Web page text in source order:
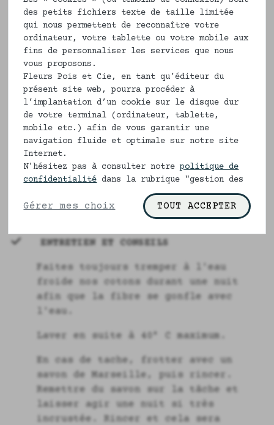
pas remboursés
Vous pouvez faire des demandes
particulières sur la longueur des
jambes du pantalon si vous le
désirez, pour cela il vous suffira de
nous l'indiquer dans la case
commentaire, après avoir fait votre
commande.
Composition
100% coton bio
ENTRETIEN ET CONSEILS
Faites toujours tremper à l'eau
froide nos cotons durant une nuit
afin que la fibre se gonfle avec
l'eau.
Laver en suite à 40° C maximum.
En cas de tache, frotter avec un
savon de Marseille, puis rincer.
Remettre du savon sur la tâche et
laisser agir une nuit si très
incrustée. Rincer et cela sera
des petits fichiers texte de taille limitée
qui nous permettent de reconnaître votre
ordinateur, votre tablette ou votre mobile aux
fins de personnaliser les services que nous
vous proposons.
Fleurs Pois et Cie, en tant qu’éditeur du
présent site web, pourra procéder à
l’implantation d’un cookie sur le disque dur
de votre terminal (ordinateur, tablette,
mobile etc.) afin de vous garantir une
navigation fluide et optimale sur notre site
Internet.
N'hésitez pas à consulter notrepolitique de
confidentialité dans la rubrique "gestion des
cookies" pour en savoir plus.
Gérer mes choix TOUT ACCEPTER